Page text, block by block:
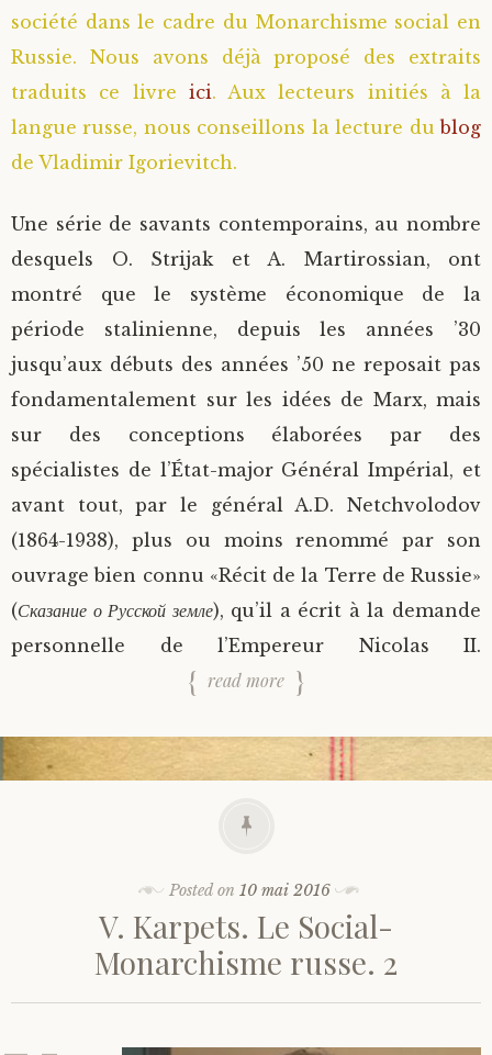
société dans le cadre du Monarchisme social en
Russie. Nous avons déjà proposé des extraits
traduits ce livre ici. Aux lecteurs initiés à la
langue russe, nous conseillons la lecture dublog
de Vladimir Igorievitch.
Une série de savants contemporains, au nombre
desquels O. Strijak et A. Martirossian, ont
montré que le système économique de la
période stalinienne, depuis les années ’30
jusqu’aux débuts des années ’50 ne reposait pas
fondamentalement sur les idées de Marx, mais
sur des conceptions élaborées par des
spécialistes de l’État-major Général Impérial, et
avant tout, par le général A.D. Netchvolodov
(1864-1938), plus ou moins renommé par son
ouvrage bien connu «Récit de la Terre de Russie»
(Сказание о Русской земле), qu’il a écrit à la demande
personnelle de l’Empereur Nicolas II.
read more
Posted on 10 mai 2016
V. Karpets. Le Social-
Monarchisme russe. 2